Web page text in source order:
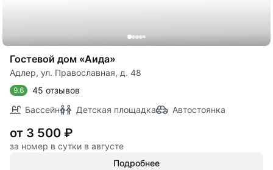
Гостевой дом «Аида»
Адлер, ул. Православная, д. 48
9.6
45 отзывов
Бассейн
Детская площадка Автостоянка
от 3 500 ₽
за номер в сутки в августе
Подробнее